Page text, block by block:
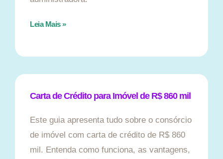
Leia Mais »
Carta de Crédito para Imóvel de R$ 860 mil
Este guia apresenta tudo sobre o consórcio
de imóvel com carta de crédito de R$ 860
mil. Entenda como funciona, as vantagens,